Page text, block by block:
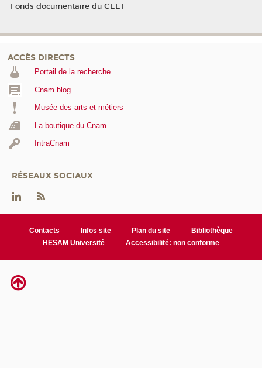
Fonds documentaire du CEET
ACCÈS DIRECTS
Portail de la recherche
Cnam blog
Musée des arts et métiers
La boutique du Cnam
IntraCnam
RÉSEAUX SOCIAUX
Contacts Infos site Plan du site
Bibliothèque
HESAM Université
Accessibilité: non conforme